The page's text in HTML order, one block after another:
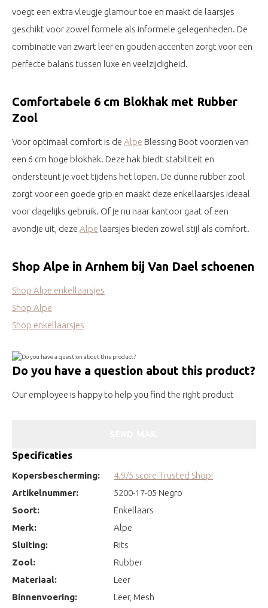
voegt een extra vleugje glamour toe en maakt de laarsjes
geschikt voor zowel formele als informele gelegenheden. De
combinatie van zwart leer en gouden accenten zorgt voor een
perfecte balans tussen luxe en veelzijdigheid.
Comfortabele 6 cm Blokhak met Rubber
Zool
Voor optimaal comfort is de Alpe Blessing Boot voorzien van
een 6 cm hoge blokhak. Deze hak biedt stabiliteit en
ondersteunt je voet tijdens het lopen. De dunne rubber zool
zorgt voor een goede grip en maakt deze enkellaarsjes ideaal
voor dagelijks gebruik. Of je nu naar kantoor gaat of een
avondje uit, deze Alpe laarsjes bieden zowel stijl als comfort.
Shop Alpe in Arnhem bij Van Dael schoenen
Shop Alpe enkellaarsjes
Shop Alpe
Shop enkellaarsjes
Do you have a question about this product?
Our employee is happy to help you find the right product
Specificaties
Kopersbescherming:
4.9/5 score Trusted Shop!
Artikelnummer:
5200-17-05 Negro
Soort:
Enkellaars
Merk:
Alpe
Sluiting:
Rits
Zool:
Rubber
Materiaal:
Leer
Binnenvoering:
Leer, Mesh